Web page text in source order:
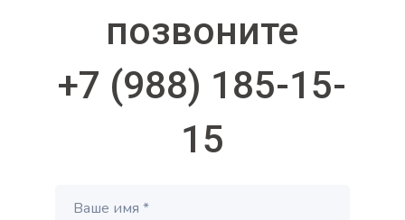
позвоните
+7 (988) 185-15-
15